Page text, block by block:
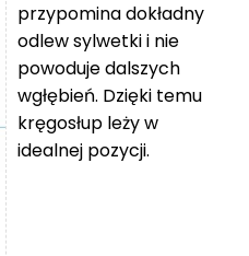
przypomina dokładny
odlew sylwetki i nie
powoduje dalszych
wgłębień. Dzięki temu
kręgosłup leży w
idealnej pozycji.